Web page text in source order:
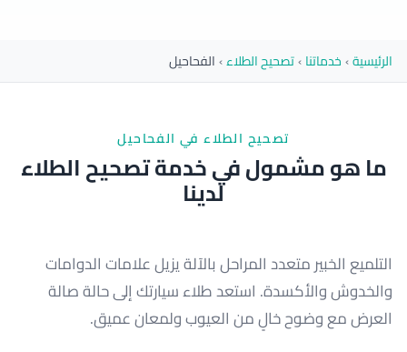
الرئيسية›خدماتنا›تصحيح الطلاء›الفحاحيل
تصحيح الطلاء في الفحاحيل
ما هو مشمول في خدمة تصحيح الطلاء
لدينا
التلميع الخبير متعدد المراحل بالآلة يزيل علامات الدوامات
والخدوش والأكسدة. استعد طلاء سيارتك إلى حالة صالة
العرض مع وضوح خالٍ من العيوب ولمعان عميق.